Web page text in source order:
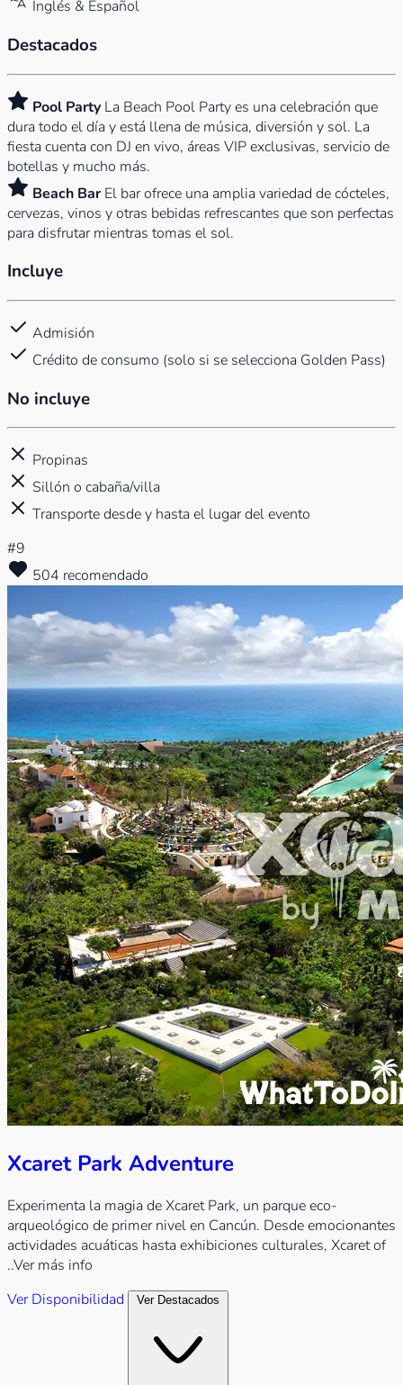
Inglés & Español
Destacados
Pool Party La Beach Pool Party es una celebración que
dura todo el día y está llena de música, diversión y sol. La
fiesta cuenta con DJ en vivo, áreas VIP exclusivas, servicio de
botellas y mucho más.
Beach BarEl bar ofrece una amplia variedad de cócteles,
cervezas, vinos y otras bebidas refrescantes que son perfectas
para disfrutar mientras tomas el sol.
Incluye
Admisión
Crédito de consumo (solo si se selecciona Golden Pass)
No incluye
Propinas
Sillón o cabaña/villa
Transporte desde y hasta el lugar del evento
#9
504 recomendado
Xcaret Park Adventure
Experimenta la magia de Xcaret Park, un parque eco-
arqueológico de primer nivel en Cancún. Desde emocionantes
actividades acuáticas hasta exhibiciones culturales, Xcaret of
..Ver más info
Ver Disponibilidad